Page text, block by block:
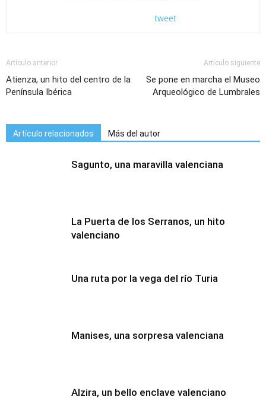
tweet
Artículo anterior
Atienza, un hito del centro de la
Península Ibérica
Artículo siguiente
Se pone en marcha el Museo
Arqueológico de Lumbrales
Artículo relacionados Más del autor
Sagunto, una maravilla valenciana
La Puerta de los Serranos, un hito
valenciano
Una ruta por la vega del río Turia
Manises, una sorpresa valenciana
Alzira, un bello enclave valenciano